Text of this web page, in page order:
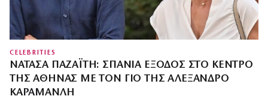
CELEBRITIES
ΝΑΤΆΣΑ ΠΑΖΑΪ́ΤΗ: ΣΠΆΝΙΑ ΈΞΟΔΟΣ ΣΤΟ ΚΈΝΤΡΟ
ΤΗΣ ΑΘΉΝΑΣ ΜΕ ΤΟΝ ΓΙΟ ΤΗΣ ΑΛΈΞΑΝΔΡΟ
ΚΑΡΑΜΑΝΛΉ